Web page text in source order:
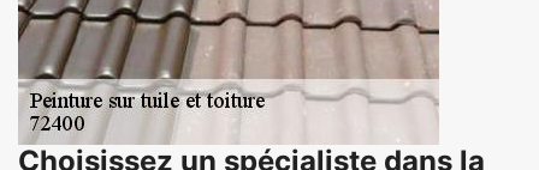
Choisissez un spécialiste dans la